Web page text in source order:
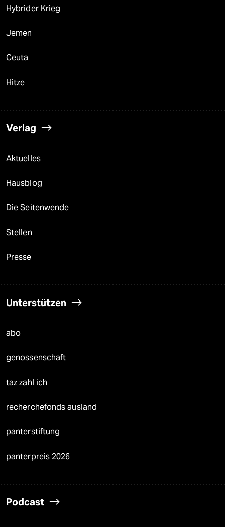
Hybrider Krieg
Jemen
Ceuta
Hitze
Verlag
Aktuelles
Hausblog
Die Seitenwende
Stellen
Presse
Unterstützen
abo
genossenschaft
taz zahl ich
recherchefonds ausland
panterstiftung
panterpreis 2026
Podcast